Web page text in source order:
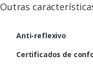
Outras
Anti-reflexivo
Certificados de